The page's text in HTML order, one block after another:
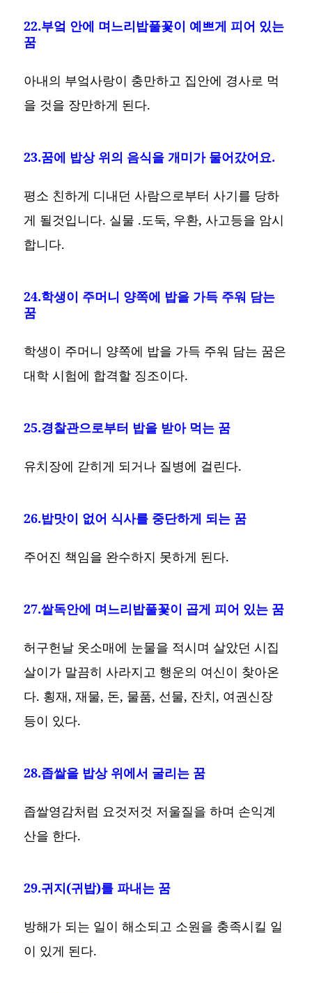
22.부엌 안에 며느리밥풀꽃이 예쁘게 피어 있는
꿈
아내의 부엌사랑이 충만하고 집안에 경사로 먹
을 것을 장만하게 된다.
23.꿈에 밥상 위의 음식을 개미가 물어갔어요.
평소 친하게 디내던 사람으로부터 사기를 당하
게 될것입니다. 실물 .도둑, 우환, 사고등을 암시
합니다.
24.학생이 주머니 양쪽에 밥을 가득 주워 담는
꿈
학생이 주머니 양쪽에 밥을 가득 주워 담는 꿈은
대학 시험에 합격할 징조이다.
25.경찰관으로부터 밥을 받아 먹는 꿈
유치장에 갇히게 되거나 질병에 걸린다.
26.밥맛이 없어 식사를 중단하게 되는 꿈
주어진 책임을 완수하지 못하게 된다.
27.쌀독안에 며느리밥풀꽃이 곱게 피어 있는 꿈
허구헌날 옷소매에 눈물을 적시며 살았던 시집
살이가 말끔히 사라지고 행운의 여신이 찾아온
다. 횡재, 재물, 돈, 물품, 선물, 잔치, 여권신장
등이 있다.
28.좁쌀을 밥상 위에서 굴리는 꿈
좁쌀영감처럼 요것저것 저울질을 하며 손익계
산을 한다.
29.귀지(귀밥)를 파내는 꿈
방해가 되는 일이 해소되고 소원을 충족시킬 일
이 있게 된다.